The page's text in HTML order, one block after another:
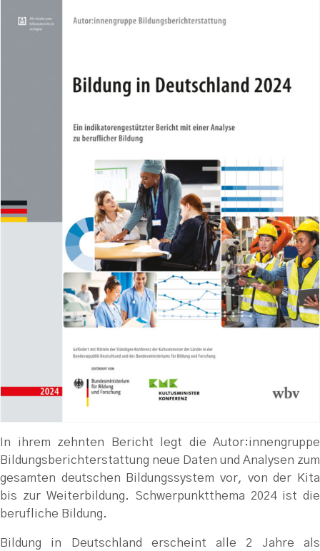
In ihrem zehnten Bericht legt die Autor:innengruppe
Bildungsberichterstattung neue Daten und Analysen zum
gesamten deutschen Bildungssystem vor, von der Kita
bis zur Weiterbildung. Schwerpunktthema 2024 ist die
berufliche Bildung.
Bildung in Deutschland erscheint alle 2 Jahre als